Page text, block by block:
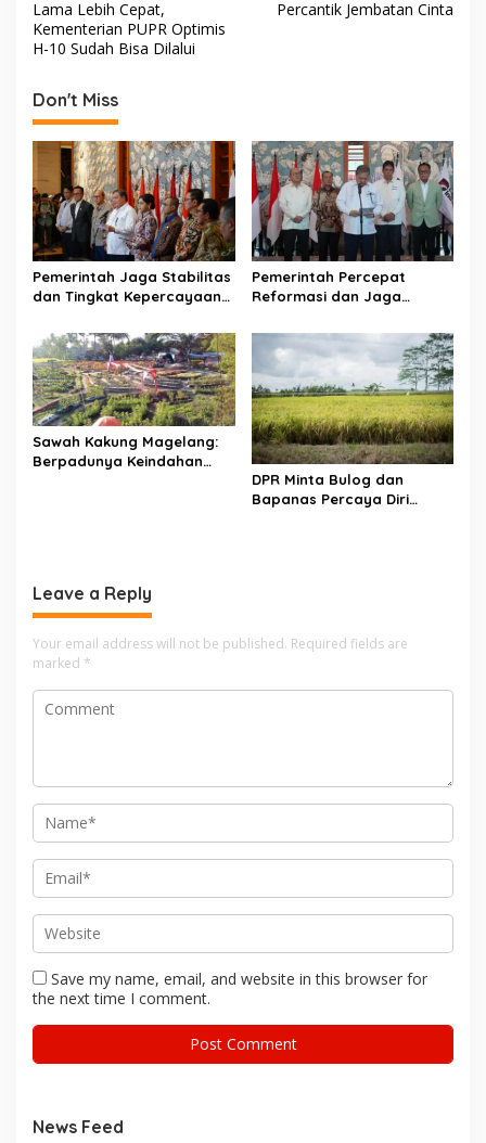
o
o
k
A
p
s
t
n
a
v
i
g
a
t
i
o
n
Lama Lebih Cepat,
Kementerian PUPR Optimis
H-10 Sudah Bisa Dilalui
Percantik Jembatan Cinta
Don't Miss
Pemerintah Jaga Stabilitas
dan Tingkat Kepercayaan
Modal Jadi Perhatian
Utama
Pemerintah Percepat
Reformasi dan Jaga
Dinamika Pasar Modal
Yang Bergejolak
Sawah Kakung Magelang:
Berpadunya Keindahan
DPR Minta Bulog dan
Bapanas Percaya Diri
Leave a Reply
Your email address will not be published. Required fields are
marked *
Save my name, email, and website in this browser for
the next time I comment.
News Feed